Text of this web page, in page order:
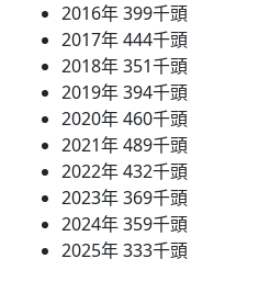
2016年 399千頭
2017年 444千頭
2018年 351千頭
2019年 394千頭
2020年 460千頭
2021年 489千頭
2022年 432千頭
2023年 369千頭
2024年 359千頭
2025年 333千頭